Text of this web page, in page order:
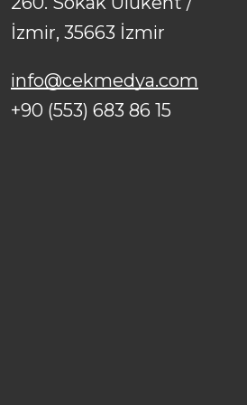
İzmir, 35663 İzmir
info@cekmedya.com
+90 (553) 683 86 15